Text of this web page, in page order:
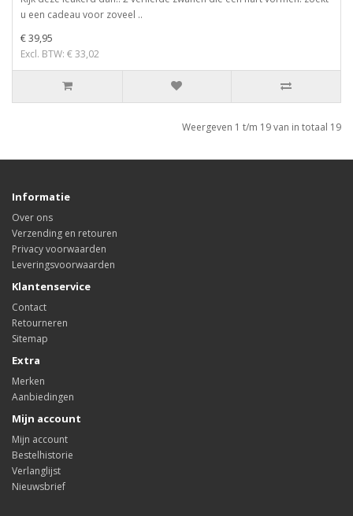
u een cadeau voor zoveel ..
€ 39,95
Excl. BTW: € 33,02
Weergeven 1 t/m 19 van in totaal 19
Informatie
Over ons
Verzending en retouren
Privacy voorwaarden
Leveringsvoorwaarden
Klantenservice
Contact
Retourneren
Sitemap
Extra
Merken
Aanbiedingen
Mijn account
Mijn account
Bestelhistorie
Verlanglijst
Nieuwsbrief